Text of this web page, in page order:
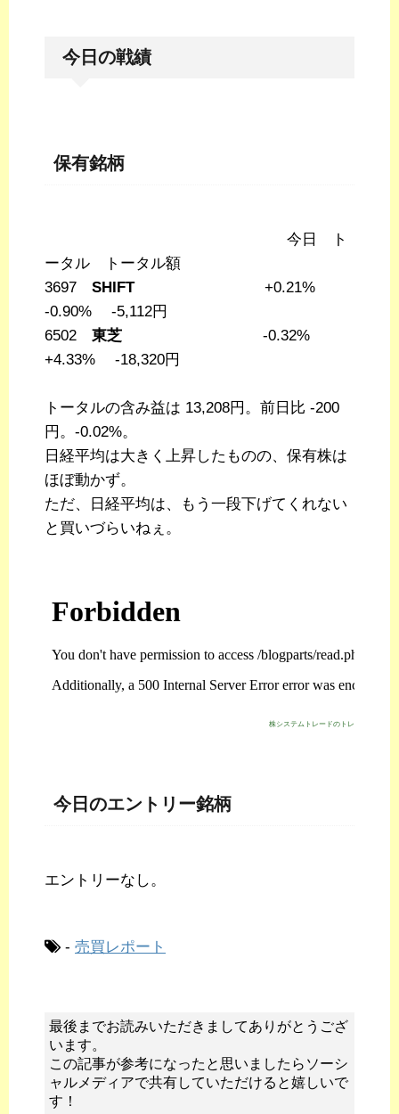
今日の戦績
保有銘柄
今日 ト
ータル トータル額
3697 SHIFT+0.21%
-0.90% -5,112円
6502 東芝 -0.32%
+4.33% -18,320円
トータルの含み益は 13,208円。前日比 -200
円。-0.02%。
日経平均は大きく上昇したものの、保有株は
ほぼ動かず。
ただ、日経平均は、もう一段下げてくれない
と買いづらいねぇ。
株システムトレードのトレジスタ・ス
今日のエントリー銘柄
エントリーなし。
- 売買レポート
最後までお読みいただきましてありがとうござ
います。
この記事が参考になったと思いましたらソーシ
ャルメディアで共有していただけると嬉しいで
す！